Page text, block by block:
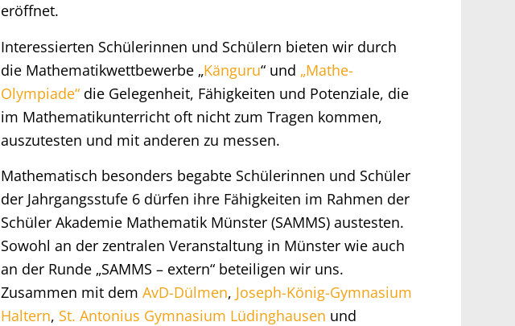
eröffnet.
Interessierten Schülerinnen und Schülern bieten wir durch
die Mathematikwettbewerbe „Känguru“ und „Mathe-
Olympiade“ die Gelegenheit, Fähigkeiten und Potenziale, die
im Mathematikunterricht oft nicht zum Tragen kommen,
auszutesten und mit anderen zu messen.
Mathematisch besonders begabte Schülerinnen und Schüler
der Jahrgangsstufe 6 dürfen ihre Fähigkeiten im Rahmen der
Schüler Akademie Mathematik Münster (SAMMS) austesten.
Sowohl an der zentralen Veranstaltung in Münster wie auch
an der Runde „SAMMS – extern“ beteiligen wir uns.
Zusammen mit demAvD-Dülmen, Joseph-König-Gymnasium
Haltern, St. Antonius Gymnasium Lüdinghausen und